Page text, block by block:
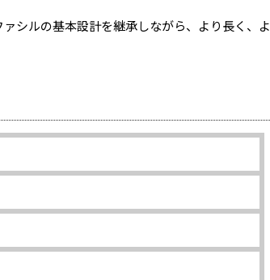
シルの基本設計を継承しながら、より長く、よ